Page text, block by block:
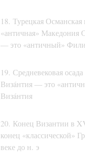
18. Турецкая
«античная» Македония
— это «античный»
19. Средневековая
Визáнтия — это
Визáнтия
20. Конец Византии в
конец «классической»
веке до н. э